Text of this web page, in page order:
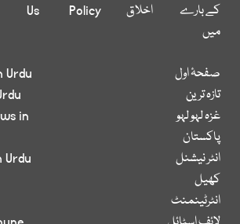
کے بارے
میں
اخلاق
Policy
Us
صفحۂ اول
تازہ ترین
غزہ لہو لہو
پاکستان
انٹر نیشنل
کھیل
انٹرٹینمنٹ
Urdu
in
Urdu